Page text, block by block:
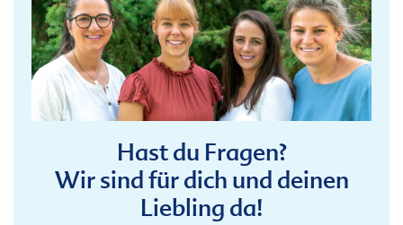
Hast du Fragen?
Wir sind für dich und deinen
Liebling da!